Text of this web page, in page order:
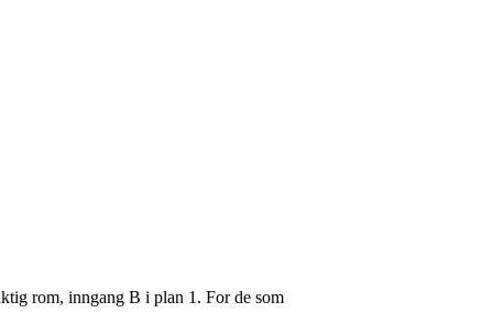
rom, inngang B i plan 1. For de som